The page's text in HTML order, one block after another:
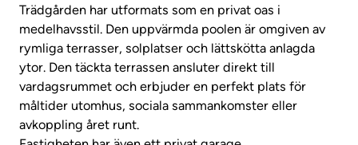
Trädgården har utformats som en privat oas i
medelhavsstil. Den uppvärmda poolen är omgiven av
rymliga terrasser, solplatser och lättskötta anlagda
ytor. Den täckta terrassen ansluter direkt till
vardagsrummet och erbjuder en perfekt plats för
måltider utomhus, sociala sammankomster eller
avkoppling året runt.